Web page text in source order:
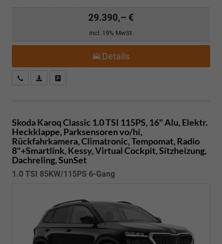
29.390,– €
incl. 19% MwSt.
Details
Kostenloser Rückruf-Service
PDF-Datei, Fahrzeugexposé drucken
Skoda KaroqClassic 1.0 TSI 115PS, 16" Alu, Elektr.
Heckklappe, Parksensoren vo/hi,
Rückfahrkamera, Climatronic, Tempomat, Radio
8"+Smartlink, Kessy, Virtual Cockpit, Sitzheizung,
Dachreling, SunSet
1.0 TSI 85KW/115PS 6-Gang